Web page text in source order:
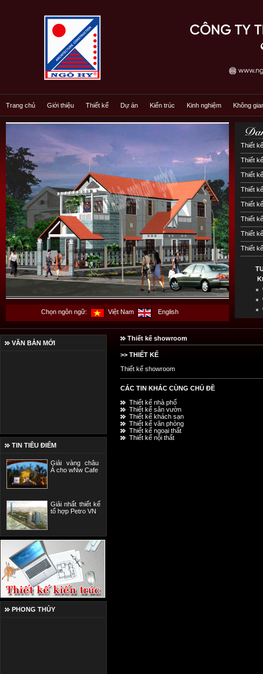
Trang chủ Giới thiệu Thiết kế Dự án Kiến trúc Kinh nghiệm Không
Chọn ngôn ngữ: Việt Nam English
Thiết
Thiết
Thiết
Thiết
Thiết
Thiết
Thiết
Thiết
VĂN BẢN MỚI
TIN TIÊU ĐIỂM
Giải vàng châu
Á cho wNw Cafe
Giải nhất thiết kế
tổ hợp Petro VN
PHONG THỦY
Thiết kế showroom
>> THIẾT KẾ
Thiết kế showroom
CÁC TIN KHÁC CÙNG CHỦ ĐỀ
Thiết kế nhà phố
Thiết kế sân vườn
Thiết kế khách sạn
Thiết kế văn phòng
Thiết kế ngoại thất
Thiết kế nội thất